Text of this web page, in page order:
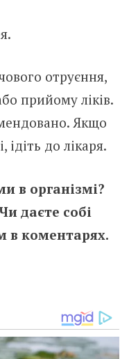
отруєння,
прийому ліків.
Якщо
ідіть до лікаря.
в організмі?
даєте собі
в коментарях.